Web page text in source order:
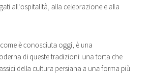
all’ospitalità, alla celebrazione e alla
è conosciuta oggi, è una
di queste tradizioni: una torta che
della cultura persiana a una forma più